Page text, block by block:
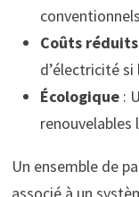
Coûts réduits
d’électricité
Écologique:
renouvelables
Un ensemble de